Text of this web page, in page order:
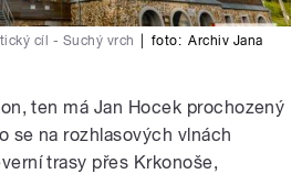
cíl - Suchý vrch foto: Archiv Jana
ten má Jan Hocek prochozený
se na rozhlasových vlnách
trasy přes Krkonoše,